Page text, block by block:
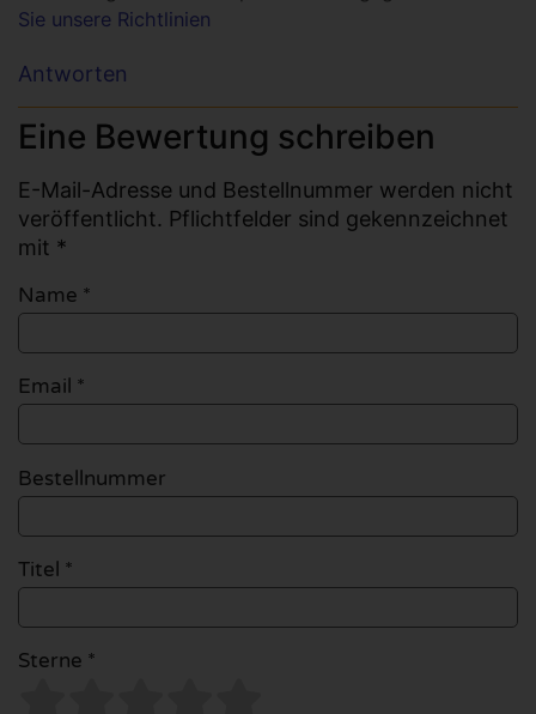
Sie unsere Richtlinien
Antworten
Eine Bewertung schreiben
E-Mail-Adresse und Bestellnummer werden nicht
veröffentlicht. Pflichtfelder sind gekennzeichnet
mit *
Name *
Email *
Bestellnummer
Titel *
Sterne *